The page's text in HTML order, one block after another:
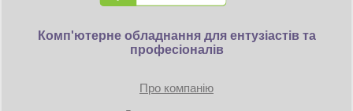
Комп'ютерне обладнання для ентузіастів та
професіоналів
Про компанію